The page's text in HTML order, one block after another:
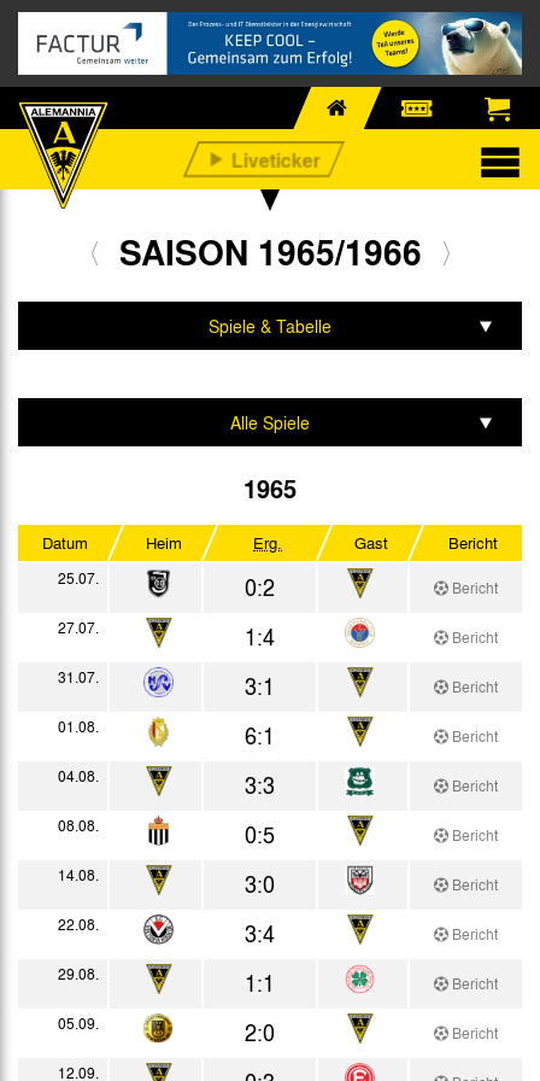
SAISON 1965/1966
Spiele & Tabelle
Alle Spiele
Westdeutscher Pokal
1965
Datum Heim Erg. Gast Bericht
25.07. 0:2
Bericht
27.07.
1:4
Bericht
31.07.
3:1
Bericht
01.08.
6:1
Bericht
04.08.
3:3
Bericht
08.08.
0:5
Bericht
14.08.
3:0
Bericht
22.08.
3:4
Bericht
29.08.
1:1
Bericht
05.09.
2:0
Bericht
12.09.